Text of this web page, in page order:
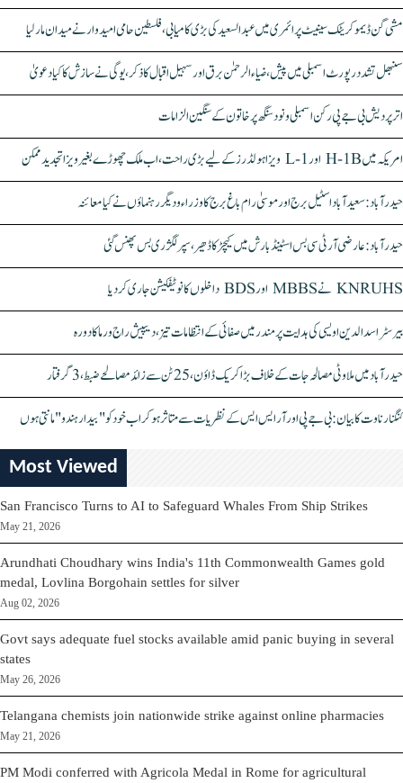
مشی گن ڈیموکریٹک سینیٹ پرائمری میں عبدالسعید کی بڑی کامیابی، فلسطین حامی امیدوار نے میدان مار لیا
سنبھل تشدد رپورٹ اسمبلی میں پیش، ضیاء الرحمٰن برق اور سہیل اقبال کا ذکر، یوگی نے سازش کا کیا دعویٰ
اتر پردیش بی جے پی رکن اسمبلی ونود سنگھ پر خاتون کے سنگین الزامات
امریکہ میں H-1B اور L-1 ویزا ہولڈرز کے لیے بڑی راحت، اب ملک چھوڑے بغیر ویزا تجدید ممکن
حیدرآباد: سعیدآباد اسٹیل برج اور موسیٰ رام باغ برج کا وزراء و دیگر رہنماؤں نے کیا معائنہ
حیدرآباد: عارضی آر ٹی سی بس اسٹینڈ بارش میں کیچڑ کا ڈھیر، سپر لگژری بس پھنس گئی
KNRUHS نے MBBS اور BDS داخلوں کا نوٹیفکیشن جاری کر دیا
بیرسٹر اسدالدین اویسی کی ہدایت پر مندر میں صفائی کے انتظامات تیز، دیپیش راج ورما کا دورہ
حیدرآباد میں ملاوٹی مصالحہ جات کے خلاف بڑا کریک ڈاؤن، 25 ٹن سے زائد مصالحے ضبط، 3 گرفتار
کنگنا رناوت کا بیان: بی جے پی اور آر ایس ایس کے نظریات سے متاثر ہو کر اب خود کو "بیدار ہندو" مانتی ہوں
Most Viewed
San Francisco Turns to AI to Safeguard Whales From Ship Strikes
May 21, 2026
Arundhati Choudhary wins India's 11th Commonwealth Games gold
medal, Lovlina Borgohain settles for silver
Aug 02, 2026
Govt says adequate fuel stocks available amid panic buying in several
states
May 26, 2026
Telangana chemists join nationwide strike against online pharmacies
May 21, 2026
PM Modi conferred with Agricola Medal in Rome for agricultural